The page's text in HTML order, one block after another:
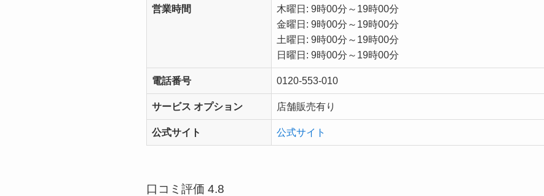
営業時間
木曜日: 9時00分～19時00分
金曜日: 9時00分～19時00分
土曜日: 9時00分～19時00分
日曜日: 9時00分～19時00分
電話番号 0120-553-010
サービス オプション 店舗販売有り
公式サイト 公式サイト
口コミ評価 4.8